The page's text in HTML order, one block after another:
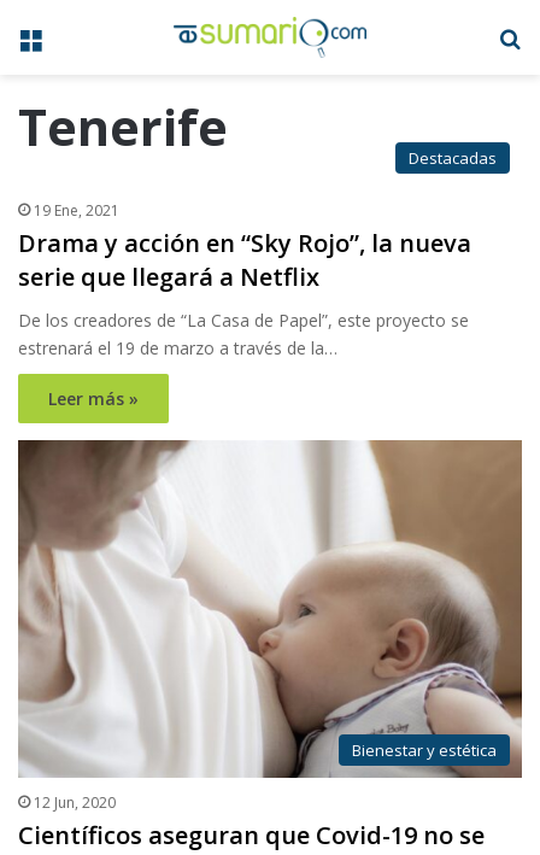
Menú
Tenerife Destacadas
19 Ene, 2021
Drama y acción en “Sky Rojo”, la nueva
serie que llegará a Netflix
De los creadores de “La Casa de Papel”, este proyecto se
estrenará el 19 de marzo a través de la…
Leer más »
Bienestar y estética
12 Jun, 2020
Científicos aseguran que Covid-19 no se